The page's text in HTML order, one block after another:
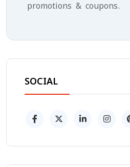
promotions & coupons.
SOCIAL